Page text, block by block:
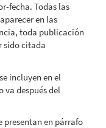
fecha. Todas las
en las
toda publicación
sido citada
incluyen en el
va después del
presentan en párrafo